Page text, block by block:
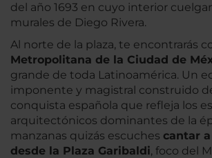
del año 1693 en cuyo interior
murales de Diego Rivera.
Al norte de la plaza, te encontrarás
Metropolitana de la Ciudad de
grande de toda Latinoamérica. Un
imponente y magistral construido
conquista española que refleja los
arquitectónicos dominantes de la
manzanas quizás escuches cantar a
desde la Plaza Garibaldi, foco del